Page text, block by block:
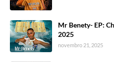
Mr Benety- EP:
2025
novembro 21, 2025